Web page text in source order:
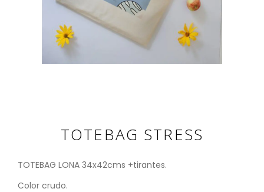
TOTEBAG STRESS
TOTEBAG LONA 34x42cms +tirantes.
Color crudo.